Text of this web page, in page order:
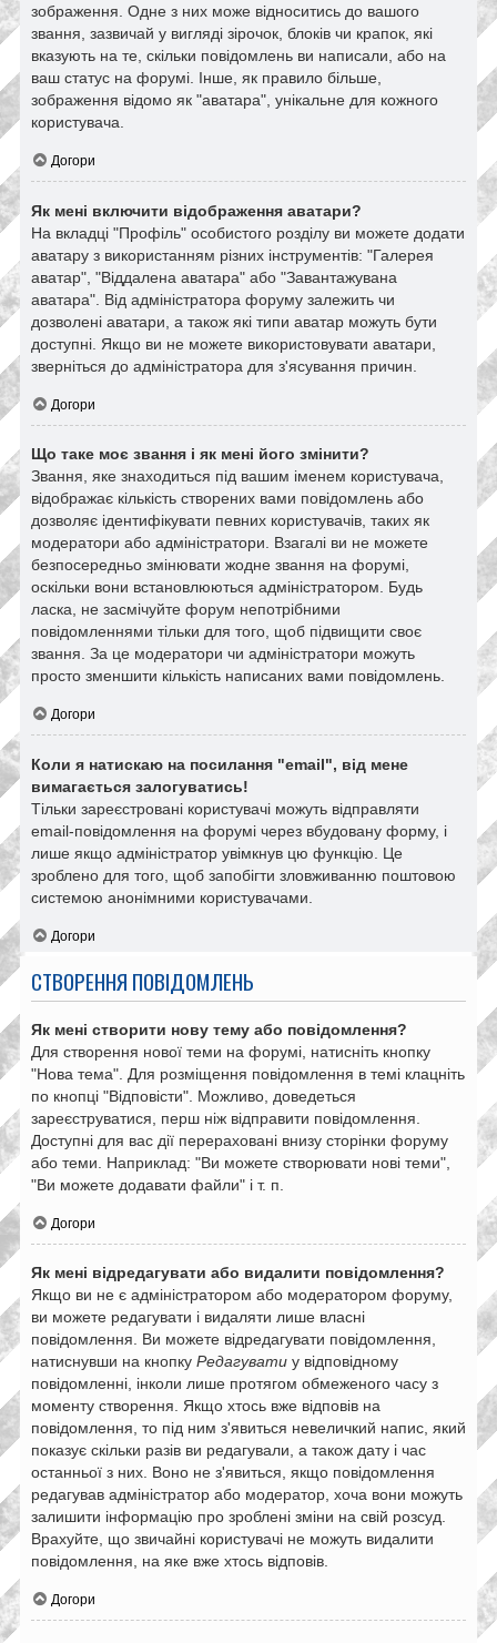
зображення. Одне з них може відноситись до вашого
звання, зазвичай у вигляді зірочок, блоків чи крапок, які
вказують на те, скільки повідомлень ви написали, або на
ваш статус на форумі. Інше, як правило більше,
зображення відомо як "аватара", унікальне для кожного
користувача.
Догори
Як мені включити відображення аватари?
На вкладці "Профіль" особистого розділу ви можете додати
аватару з використанням різних інструментів: "Галерея
аватар", "Віддалена аватара" або "Завантажувана
аватара". Від адміністратора форуму залежить чи
дозволені аватари, а також які типи аватар можуть бути
доступні. Якщо ви не можете використовувати аватари,
зверніться до адміністратора для з'ясування причин.
Догори
Що таке моє звання і як мені його змінити?
Звання, яке знаходиться під вашим іменем користувача,
відображає кількість створених вами повідомлень або
дозволяє ідентифікувати певних користувачів, таких як
модератори або адміністратори. Взагалі ви не можете
безпосередньо змінювати жодне звання на форумі,
оскільки вони встановлюються адміністратором. Будь
ласка, не засмічуйте форум непотрібними
повідомленнями тільки для того, щоб підвищити своє
звання. За це модератори чи адміністратори можуть
просто зменшити кількість написаних вами повідомлень.
Догори
Коли я натискаю на посилання "email", від мене
вимагається залогуватись!
Тільки зареєстровані користувачі можуть відправляти
email-повідомлення на форумі через вбудовану форму, і
лише якщо адміністратор увімкнув цю функцію. Це
зроблено для того, щоб запобігти зловживанню поштовою
системою анонімними користувачами.
Догори
СТВОРЕННЯ ПОВІДОМЛЕНЬ
Як мені створити нову тему або повідомлення?
Для створення нової теми на форумі, натисніть кнопку
"Нова тема". Для розміщення повідомлення в темі клацніть
по кнопці "Відповісти". Можливо, доведеться
зареєструватися, перш ніж відправити повідомлення.
Доступні для вас дії перераховані внизу сторінки форуму
або теми. Наприклад: "Ви можете створювати нові теми",
"Ви можете додавати файли" і т. п.
Догори
Як мені відредагувати або видалити повідомлення?
Якщо ви не є адміністратором або модератором форуму,
ви можете редагувати і видаляти лише власні
повідомлення. Ви можете відредагувати повідомлення,
натиснувши на кнопку Редагувати у відповідному
повідомленні, інколи лише протягом обмеженого часу з
моменту створення. Якщо хтось вже відповів на
повідомлення, то під ним з'явиться невеличкий напис, який
показує скільки разів ви редагували, а також дату і час
останньої з них. Воно не з'явиться, якщо повідомлення
редагував адміністратор або модератор, хоча вони можуть
залишити інформацію про зроблені зміни на свій розсуд.
Врахуйте, що звичайні користувачі не можуть видалити
повідомлення, на яке вже хтось відповів.
Догори